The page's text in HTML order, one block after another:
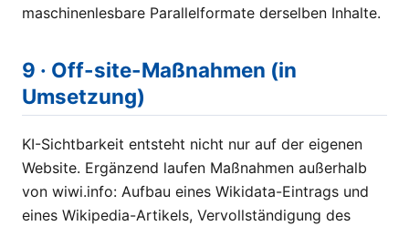
maschinenlesbare Parallelformate derselben Inhalte.
9 · Off-site-Maßnahmen (in
Umsetzung)
KI-Sichtbarkeit entsteht nicht nur auf der eigenen
Website. Ergänzend laufen Maßnahmen außerhalb
von wiwi.info: Aufbau eines Wikidata-Eintrags und
eines Wikipedia-Artikels, Vervollständigung des